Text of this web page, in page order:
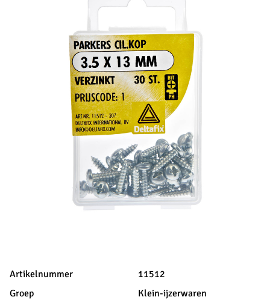
Artikelnummer
11512
Groep
Klein-ijzerwaren